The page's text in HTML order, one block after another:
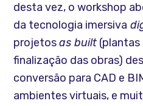
desta vez, o workshop
da tecnologia imersiva
projetosas built (plantas
finalização das obras)
conversão para CAD e
ambientes virtuais, e